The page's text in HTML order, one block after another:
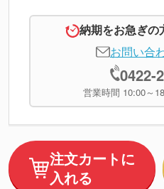
納期をお急ぎの
お問い合
0422-
営業時間 10:00～
注文カートに
入れる